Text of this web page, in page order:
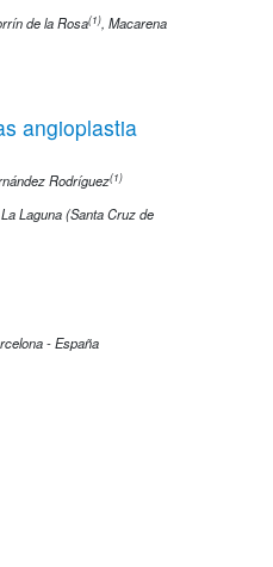
de la Rosa(1), Macarena
angioplastia
Rodríguez(1)
Laguna (Santa Cruz de
- España